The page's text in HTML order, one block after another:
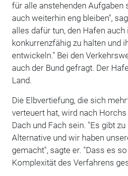
für alle anstehenden Aufgaben
auch weiterhin eng bleiben",
alles dafür tun, den Hafen auch
konkurrenzfähig zu halten und
entwickeln." Bei den
auch der Bund gefragt. Der
Land.
Die Elbvertiefung, die sich
verteuert hat, wird nach
Dach und Fach sein. "Es gibt
Alternative und wir haben
gemacht", sagte er. "Dass es
Komplexität des Verfahrens